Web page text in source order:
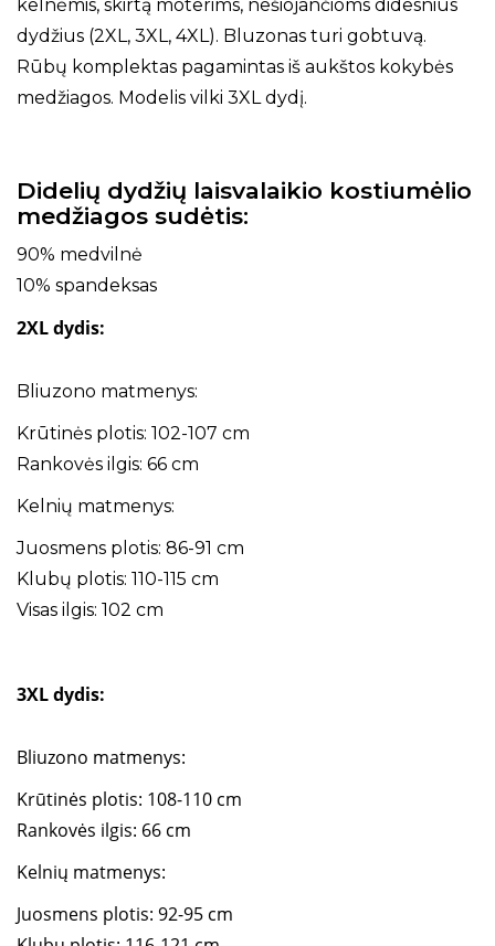
kelnėmis, skirtą moterims, nešiojančioms didesnius
dydžius (2XL, 3XL, 4XL). Bluzonas turi gobtuvą.
Rūbų komplektas pagamintas iš aukštos kokybės
medžiagos. Modelis vilki 3XL dydį.
Didelių dydžių laisvalaikio kostiumėlio
medžiagos sudėtis:
90% medvilnė
10% spandeksas
2XL dydis:
Bliuzono matmenys:
Krūtinės plotis: 102-107 cm
Rankovės ilgis: 66 cm
Kelnių matmenys:
Juosmens plotis: 86-91 cm
Klubų plotis: 110-115 cm
Visas ilgis: 102 cm
3XL dydis:
Bliuzono matmenys:
Krūtinės plotis: 108-110 cm
Rankovės ilgis: 66 cm
Kelnių matmenys:
Juosmens plotis: 92-95 cm